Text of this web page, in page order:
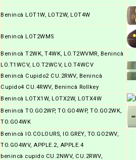
Benincà LOT1W, LOT2W, LOT4W
Benincà LOT2WMS
Benincà T2WK, T4WK, LO.T2WVMR, Benincà
LO.T1WCV, LO.T2WCV, LO.T4WCV
Benincà Cupido2 CU.2RWV, Benincà
Cupido4 CU.4RWV, Benincà Rollkey
Benincà LOTX1W, LOTX2W, LOTX4W
Benincà TO.GO2WP, TO.GO4WP, TO.GO2WK,
TO.GO4WK
Benincà IO.COLOURS, IO.GREY, TO.GO2WV,
TO.GO4WV, APPLE.2, APPLE.4
benincà cupido CU.2NWV, CU.2RWV,